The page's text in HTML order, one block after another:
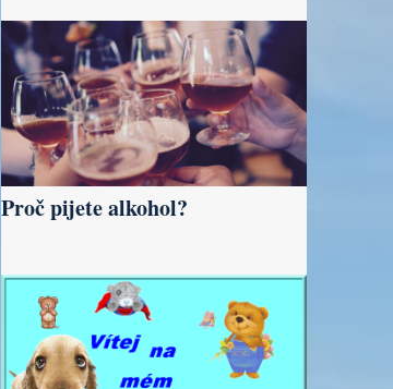
Proč pijete alkohol?